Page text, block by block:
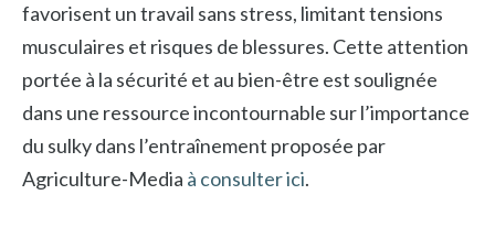
favorisent un travail sans stress, limitant tensions
musculaires et risques de blessures. Cette attention
portée à la sécurité et au bien-être est soulignée
dans une ressource incontournable sur l’importance
du sulky dans l’entraînement proposée par
Agriculture-Media à consulter ici.